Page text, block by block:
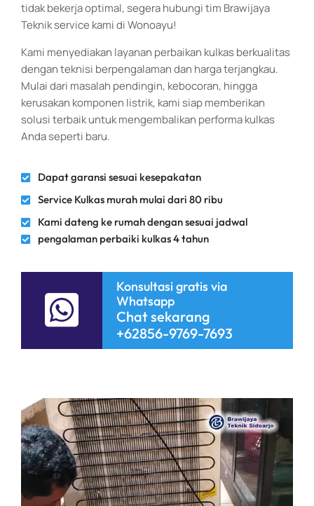
tidak bekerja optimal, segera hubungi tim Brawijaya
Teknik service kami di Wonoayu!
Kami menyediakan layanan perbaikan kulkas berkualitas
dengan teknisi berpengalaman dan harga terjangkau.
Mulai dari masalah pendingin, kebocoran, hingga
kerusakan komponen listrik, kami siap memberikan
solusi terbaik untuk mengembalikan performa kulkas
Anda seperti baru.
Dapat garansi sesuai kesepakatan
Service Kulkas murah mulai dari 80 ribu
Kami dateng ke rumah dengan sesuai jadwal
pengalaman perbaiki kulkas 4 tahun
Konsultasi gratis via
Whatsapp
Chat sekarang
+62856-9769-7693